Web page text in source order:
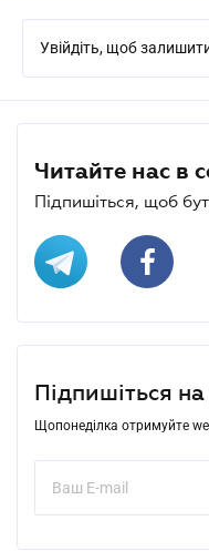
Увійдіть, щоб
Читайте нас в
Підпишіться, щоб
Підпишіться
Щопонеділка отримуйте